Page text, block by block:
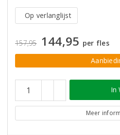
Op verlanglijst
157,95 144,95 per fles
In
Meer